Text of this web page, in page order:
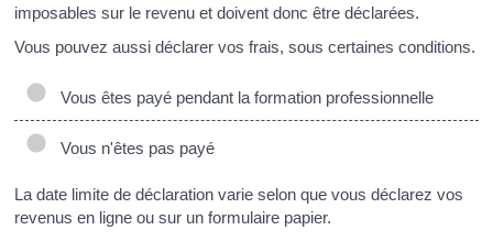
imposables sur le revenu et doivent donc être déclarées.
Vous pouvez aussi déclarer vos frais, sous certaines conditions.
Vous êtes payé pendant la formation professionnelle
Vous n'êtes pas payé
La date limite de déclaration varie selon que vous déclarez vos
revenus en ligne ou sur un formulaire papier.